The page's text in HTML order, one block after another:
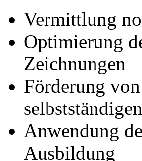
Vermittlung
Optimierung
Zeichnungen
Förderung
Anwendung
Ausbildung